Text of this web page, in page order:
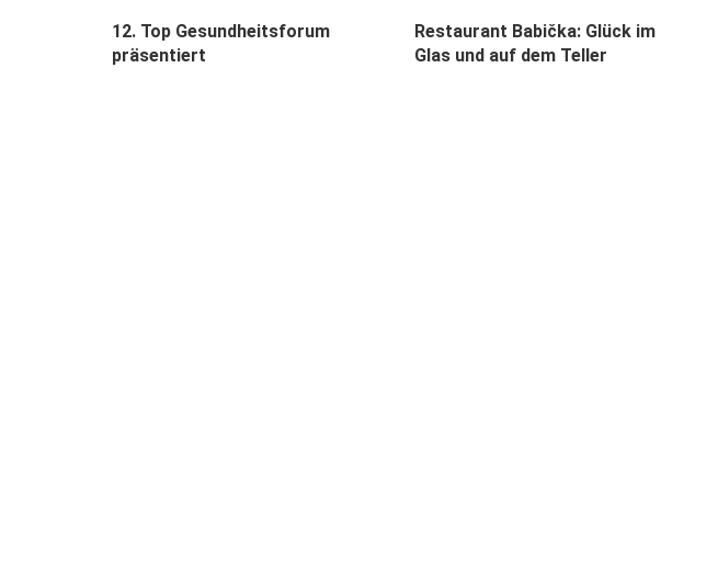
12. Top Gesundheitsforum
präsentiert
Restaurant Babička: Glück im
Glas und auf dem Teller